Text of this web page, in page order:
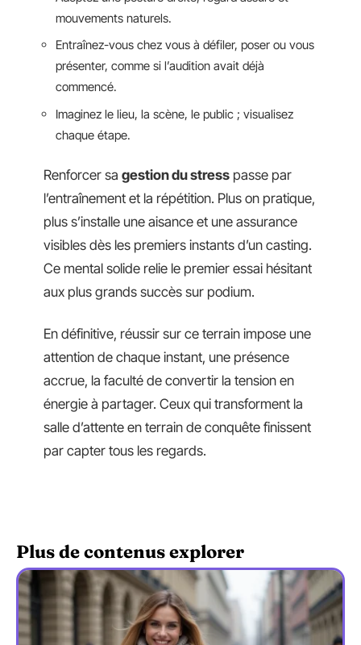
mouvements naturels.
Entraînez-vous chez vous à défiler, poser ou vous
présenter, comme si l’audition avait déjà
commencé.
Imaginez le lieu, la scène, le public ; visualisez
chaque étape.
Renforcer sa gestion du stress passe par
l’entraînement et la répétition. Plus on pratique,
plus s’installe une aisance et une assurance
visibles dès les premiers instants d’un casting.
Ce mental solide relie le premier essai hésitant
aux plus grands succès sur podium.
En définitive, réussir sur ce terrain impose une
attention de chaque instant, une présence
accrue, la faculté de convertir la tension en
énergie à partager. Ceux qui transforment la
salle d’attente en terrain de conquête finissent
par capter tous les regards.
Plus de contenus explorer